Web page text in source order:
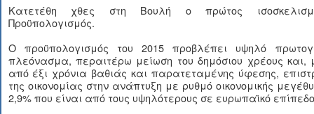
Κατετέθη χθες στη Βουλή ο πρώτος
Προϋπολογισμός.
Ο προϋπολογισμός του 2015 προβλέπει υψηλό
πλεόνασμα, περαιτέρω μείωση του δημόσιου χρέους και,
από έξι χρόνια βαθιάς και παρατεταμένης ύφεσης,
της οικονομίας στην ανάπτυξη με ρυθμό οικονομικής
2,9% που είναι από τους υψηλότερους σε ευρωπαϊκό